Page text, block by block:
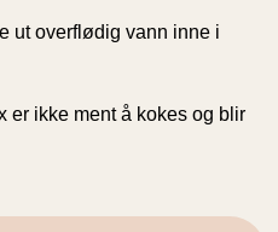
ut overflødig vann inne i
er ikke ment å kokes og blir